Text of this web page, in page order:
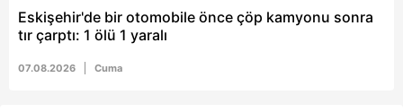
Eskişehir'de bir otomobile önce çöp kamyonu sonra
tır çarptı: 1 ölü 1 yaralı
07.08.2026 Cuma